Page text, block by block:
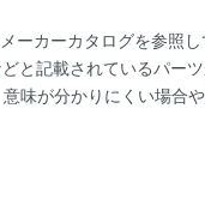
カーカタログを参照し
と記載されているパー
味が分かりにくい場合